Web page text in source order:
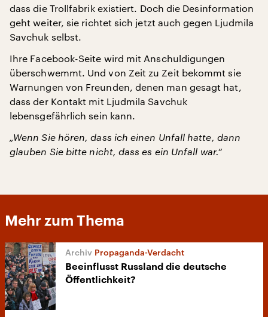
dass die Trollfabrik existiert. Doch die Desinformation
geht weiter, sie richtet sich jetzt auch gegen Ljudmila
Savchuk selbst.
Ihre Facebook-Seite wird mit Anschuldigungen
überschwemmt. Und von Zeit zu Zeit bekommt sie
Warnungen von Freunden, denen man gesagt hat,
dass der Kontakt mit Ljudmila Savchuk
lebensgefährlich sein kann.
„Wenn Sie hören, dass ich einen Unfall hatte, dann
glauben Sie bitte nicht, dass es ein Unfall war.“
Mehr zum Thema
Propaganda-Verdacht
Beeinflusst Russland die deutsche
Öffentlichkeit?